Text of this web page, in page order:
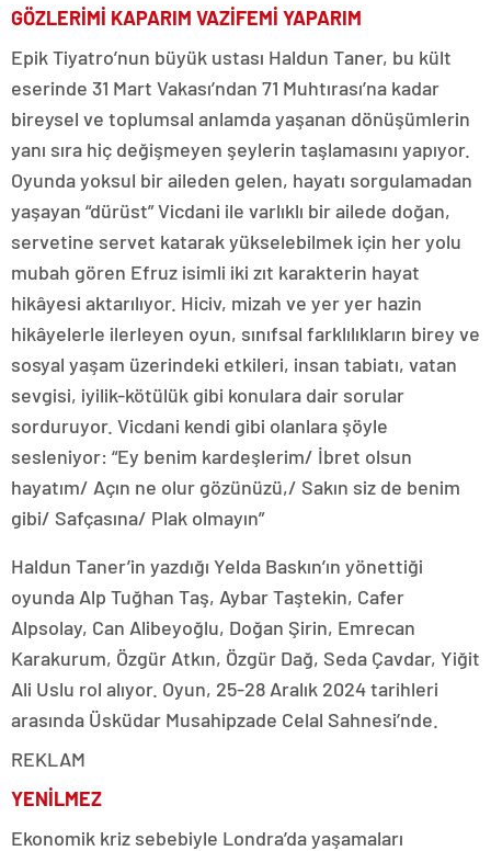
GÖZLERİMİ KAPARIM VAZİFEMİ YAPARIM
Epik Tiyatro’nun büyük ustası Haldun Taner, bu kült
eserinde 31 Mart Vakası’ndan 71 Muhtırası’na kadar
bireysel ve toplumsal anlamda yaşanan dönüşümlerin
yanı sıra hiç değişmeyen şeylerin taşlamasını yapıyor.
Oyunda yoksul bir aileden gelen, hayatı sorgulamadan
yaşayan “dürüst” Vicdani ile varlıklı bir ailede doğan,
servetine servet katarak yükselebilmek için her yolu
mubah gören Efruz isimli iki zıt karakterin hayat
hikâyesi aktarılıyor. Hiciv, mizah ve yer yer hazin
hikâyelerle ilerleyen oyun, sınıfsal farklılıkların birey ve
sosyal yaşam üzerindeki etkileri, insan tabiatı, vatan
sevgisi, iyilik-kötülük gibi konulara dair sorular
sorduruyor. Vicdani kendi gibi olanlara şöyle
sesleniyor: “Ey benim kardeşlerim/ İbret olsun
hayatım/ Açın ne olur gözünüzü,/ Sakın siz de benim
gibi/ Safçasına/ Plak olmayın”
Haldun Taner’in yazdığı Yelda Baskın’ın yönettiği
oyunda Alp Tuğhan Taş, Aybar Taştekin, Cafer
Alpsolay, Can Alibeyoğlu, Doğan Şirin, Emrecan
Karakurum, Özgür Atkın, Özgür Dağ, Seda Çavdar, Yiğit
Ali Uslu rol alıyor. Oyun, 25-28 Aralık 2024 tarihleri
arasında Üsküdar Musahipzade Celal Sahnesi’nde.
REKLAM
YENİLMEZ
Ekonomik kriz sebebiyle Londra’da yaşamaları